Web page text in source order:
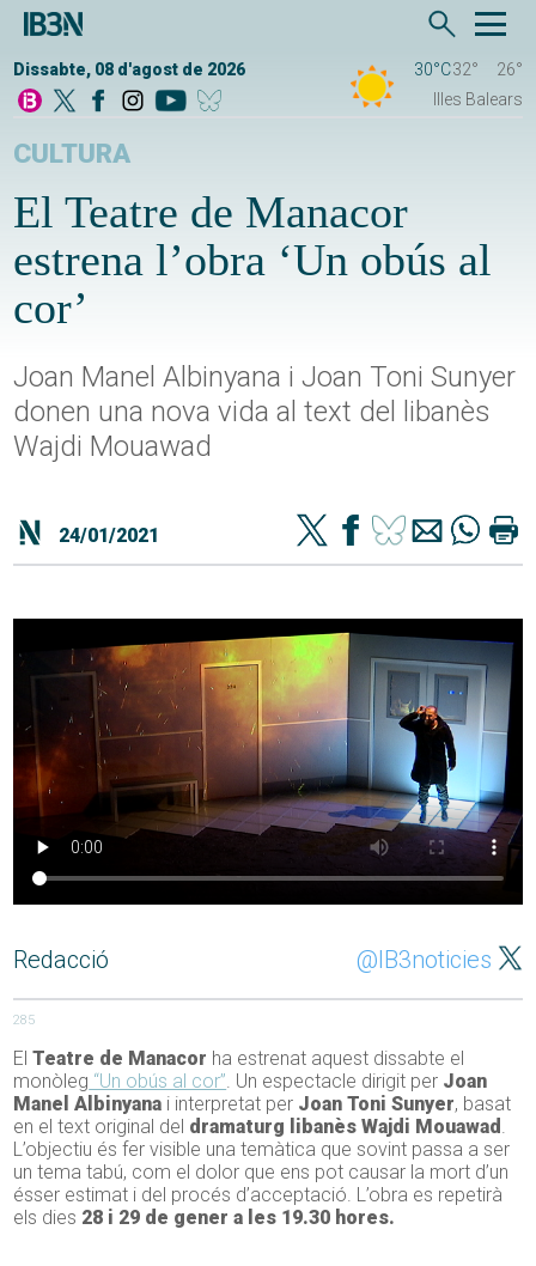
Dissabte, 08 d'agost de 2026 30°C32°
26°
Illes Balears
CULTURA
El Teatre de Manacor
estrena l’obra ‘Un obús al
cor’
Joan Manel Albinyana i Joan Toni Sunyer
donen una nova vida al text del libanès
Wajdi Mouawad
24/01/2021
Redacció @IB3noticies
285
ElTeatre de Manacor ha estrenat aquest dissabte el
monòleg “Un obús al cor”. Un espectacle dirigit per Joan
Manel Albinyana i interpretat per Joan Toni Sunyer, basat
en el text original del dramaturg libanès Wajdi Mouawad .
L’objectiu és fer visible una temàtica que sovint passa a ser
un tema tabú, com el dolor que ens pot causar la mort d’un
ésser estimat i del procés d’acceptació. L’obra es repetirà
els dies 28 i 29 de gener a les 19.30 hores.